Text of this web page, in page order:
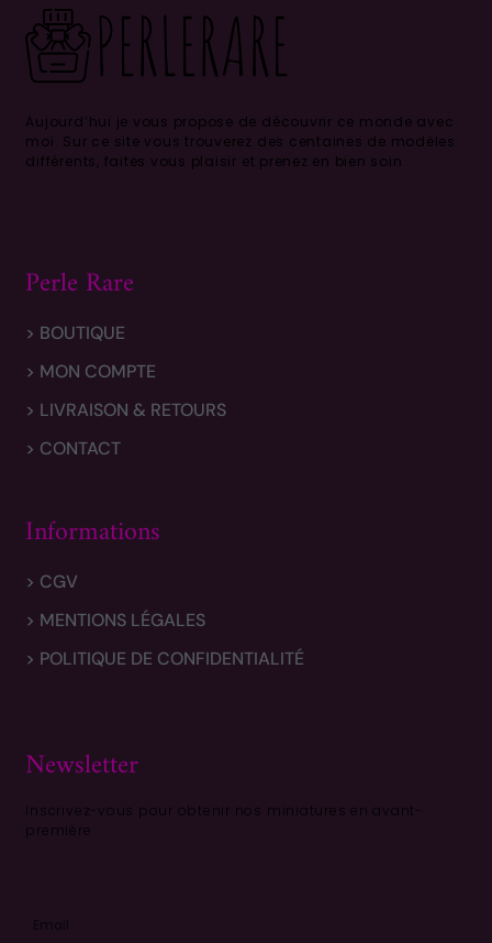
Aujourd’hui je vous propose de découvrir ce monde avec
moi. Sur ce site vous trouverez des centaines de modèles
différents, faites vous plaisir et prenez en bien soin .
Perle Rare
> BOUTIQUE
> MON COMPTE
> LIVRAISON & RETOURS
> CONTACT
Informations
> CGV
> MENTIONS LÉGALES
> POLITIQUE DE CONFIDENTIALITÉ
Newsletter
Inscrivez-vous pour obtenir nos miniatures en avant-
première